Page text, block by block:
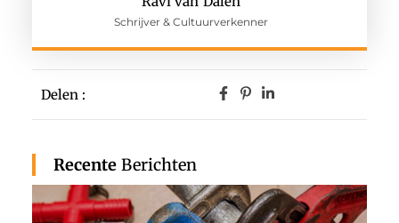
Schrijver & Cultuurverkenner
Delen :
Recente Berichten